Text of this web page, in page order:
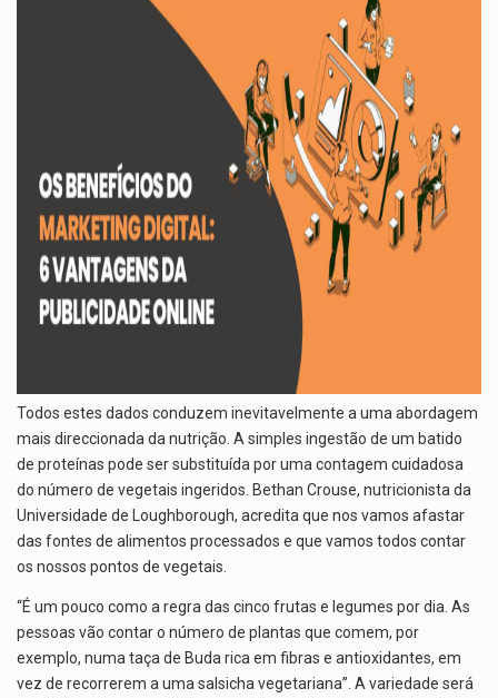
Todos estes dados conduzem inevitavelmente a uma abordagem
mais direccionada da nutrição. A simples ingestão de um batido
de proteínas pode ser substituída por uma contagem cuidadosa
do número de vegetais ingeridos. Bethan Crouse, nutricionista da
Universidade de Loughborough, acredita que nos vamos afastar
das fontes de alimentos processados e que vamos todos contar
os nossos pontos de vegetais.
“É um pouco como a regra das cinco frutas e legumes por dia. As
pessoas vão contar o número de plantas que comem, por
exemplo, numa taça de Buda rica em fibras e antioxidantes, em
vez de recorrerem a uma salsicha vegetariana”. A variedade será